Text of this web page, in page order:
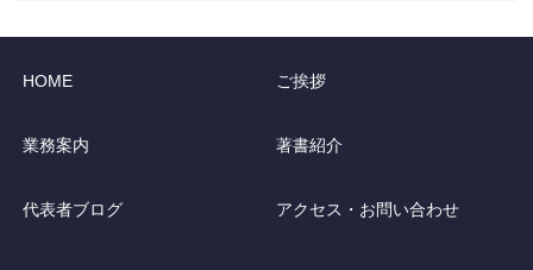
HOME ご挨拶
業務案内 著書紹介
代表者ブログ アクセス・お問い合わせ